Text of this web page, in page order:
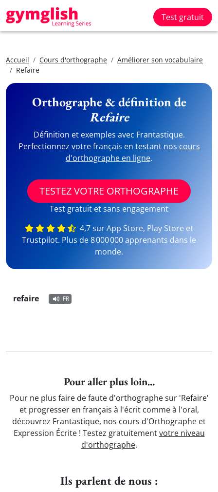
Test gratuit
Accueil Cours d'orthographe
Améliorer son vocabulaire
Refaire
Orthographe & définition de
Refaire
Définition et exemples avec Frantastique.
Perfectionnez votre français en testant nos cours
d'orthographe en ligne.
TESTEZ VOTRE ORTHOGRAPHE
Test gratuit et sans engagement
4,7 sur App Store, Play Store et
Trustpilot. Plus de 8 000 000 apprenants dans le
monde.
refaire FR
Pour aller plus loin...
Pour ne plus faire de faute d'orthographe sur 'Refaire'
et progresser en français à l'écrit comme à l'oral,
découvrez Frantastique, nos cours d'Orthographe et
Expression Écrite ! Testez gratuitementvotre niveau
d'orthographe.
Ils parlent de nous :